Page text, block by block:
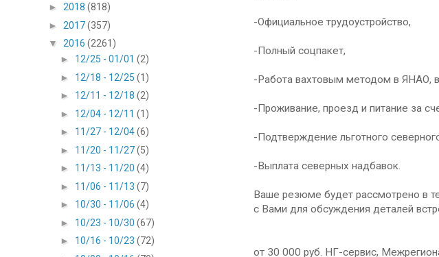
-Официальное трудоустройство,
-Полный соцпакет,
-Работа вахтовым методом в ЯНАО,
-Проживание, проезд и питание за
-Подтверждение льготного
-Выплата северных надбавок.
Ваше резюме будет рассмотрено в
с Вами для обсуждения деталей
от 30 000 руб. НГ-сервис,
► 2018 (818)
► 2017(357)
▼ 2016 (2261)
► 12/25 - 01/01 (2)
► 12/18 - 12/25 (1)
► 12/11 - 12/18 (2)
► 12/04 - 12/11 (1)
► 11/27 - 12/04(6)
► 11/20 - 11/27(5)
► 11/13 - 11/20 (4)
► 11/06 - 11/13 (7)
► 10/30 - 11/06 (4)
► 10/23 - 10/30 (67)
► 10/16 - 10/23 (72)